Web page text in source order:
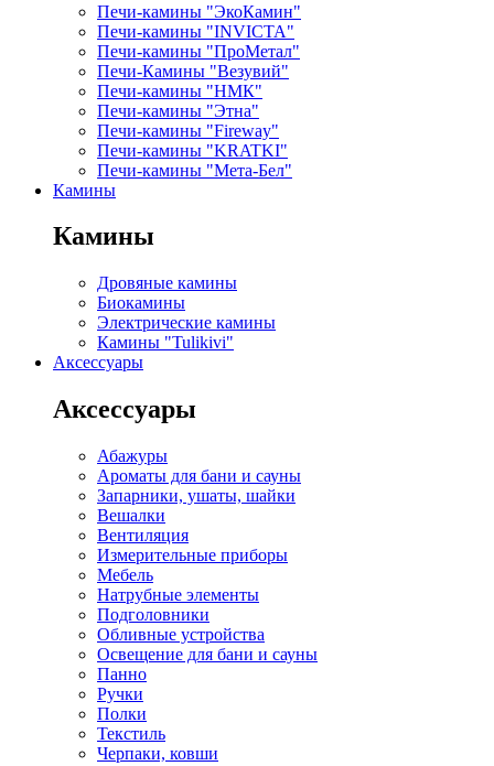
Печи-камины "ЭкоКамин"
Печи-камины "INVICTA"
Печи-камины "ПроМетал"
Печи-Камины "Везувий"
Печи-камины "НМК"
Печи-камины "Этна"
Печи-камины "Fireway"
Печи-камины "KRATKI"
Печи-камины "Мета-Бел"
Камины
Камины
Дровяные камины
Биокамины
Электрические камины
Камины "Tulikivi"
Аксессуары
Аксессуары
Абажуры
Ароматы для бани и сауны
Запарники, ушаты, шайки
Вешалки
Вентиляция
Измерительные приборы
Мебель
Натрубные элементы
Подголовники
Обливные устройства
Освещение для бани и сауны
Панно
Ручки
Полки
Текстиль
Черпаки, ковши